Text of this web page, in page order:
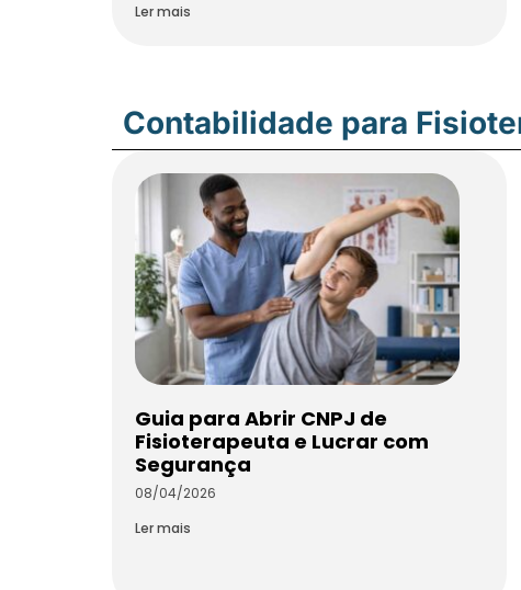
Ler mais
Contabilidade para
Guia para Abrir CNPJ de
Fisioterapeuta e Lucrar com
Segurança
08/04/2026
Ler mais